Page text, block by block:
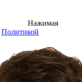
Нажимая
Политикой